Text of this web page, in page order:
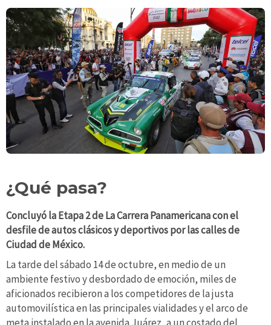
¿Qué pasa?
Concluyó la Etapa 2 de La Carrera Panamericana con el
desfile de autos clásicos y deportivos por las calles de
Ciudad de México.
La tarde del sábado 14 de octubre, en medio de un
ambiente festivo y desbordado de emoción, miles de
aficionados recibieron a los competidores de la justa
automovilística en las principales vialidades y el arco de